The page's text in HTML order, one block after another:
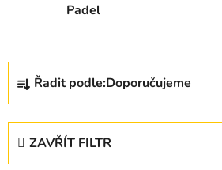
Padel
Ř
z
Řadit podle:Doporučujeme
ZAVŘÍT FILTR